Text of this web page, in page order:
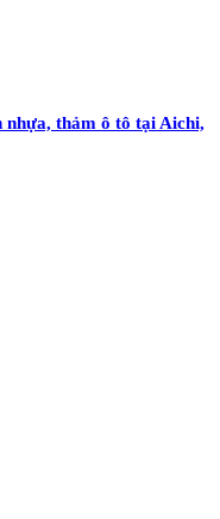
nhựa, thảm ô tô tại Aichi,